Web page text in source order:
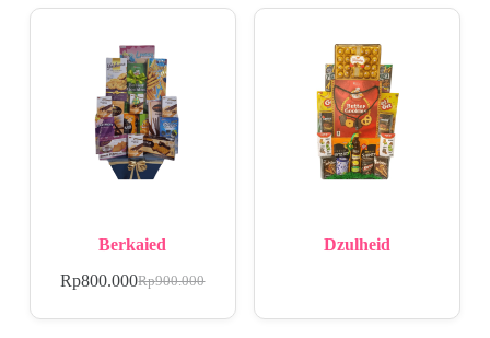
Berkaied
Rp900.000
Rp800.000
Dzulheid